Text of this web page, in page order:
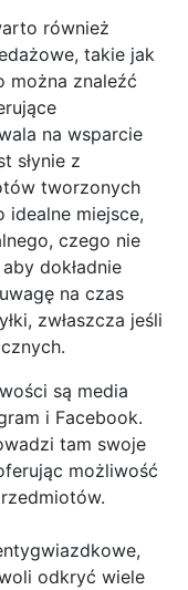
również
takie jak
można znaleźć
na wsparcie
słynie z
tworzonych
idealne miejsce,
czego nie
dokładnie
na czas
zwłaszcza jeśli
są media
i Facebook.
tam swoje
możliwość
odkryć wiele